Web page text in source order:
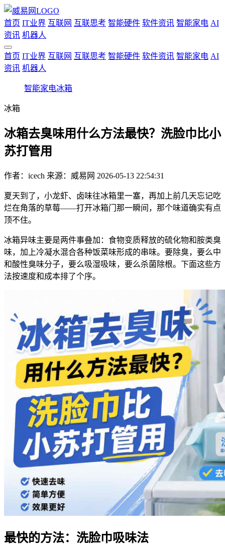
首页 IT业界 互联网 互联思考 智能硬件 软件资讯 智能家电 AI
资讯 机器人
首页 IT业界 互联网 互联思考 智能硬件 软件资讯 智能家电 AI
资讯 机器人
智能家电冰箱
冰箱
冰箱去臭味用什么方法最快？洗脸巾比小
苏打管用
作者： icech 来源：威易网 2026-05-13 22:54:31
夏天到了，小龙虾、卤味往冰箱里一塞，再加上前几天忘记吃
烂在角落的草莓——打开冰箱门那一瞬间，那个味道确实有点
顶不住。
冰箱异味主要是两件事叠加：食物变质释放的硫化物和胺类臭
味，加上冷凝水混合各种饭菜味形成的串味。要除臭，要么中
和酸性臭味分子，要么吸湿吸味，要么杀菌除根。下面这些方
法按速度和成本排了个序。
最快的方法：洗脸巾吸味法